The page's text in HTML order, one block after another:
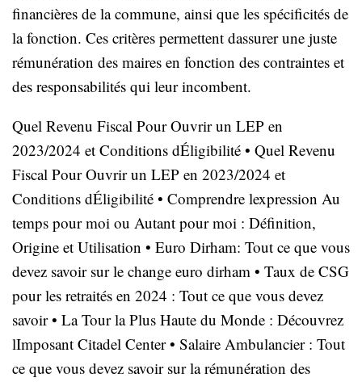
financières de la commune, ainsi que les spécificités de
la fonction. Ces critères permettent dassurer une juste
rémunération des maires en fonction des contraintes et
des responsabilités qui leur incombent.
Quel Revenu Fiscal Pour Ouvrir un LEP en
2023/2024 et Conditions dÉligibilité • Quel Revenu
Fiscal Pour Ouvrir un LEP en 2023/2024 et
Conditions dÉligibilité • Comprendre lexpression Au
temps pour moi ou Autant pour moi : Définition,
Origine et Utilisation • Euro Dirham: Tout ce que vous
devez savoir sur le change euro dirham • Taux de CSG
pour les retraités en 2024 : Tout ce que vous devez
savoir• La Tour la Plus Haute du Monde : Découvrez
lImposant Citadel Center• Salaire Ambulancier : Tout
ce que vous devez savoir sur la rémunération des